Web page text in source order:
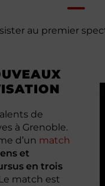
au premier
de
à Grenoble.
d’un match
et
en trois
match est